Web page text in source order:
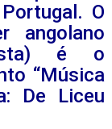
O
angolano
é o
“Música
De Liceu